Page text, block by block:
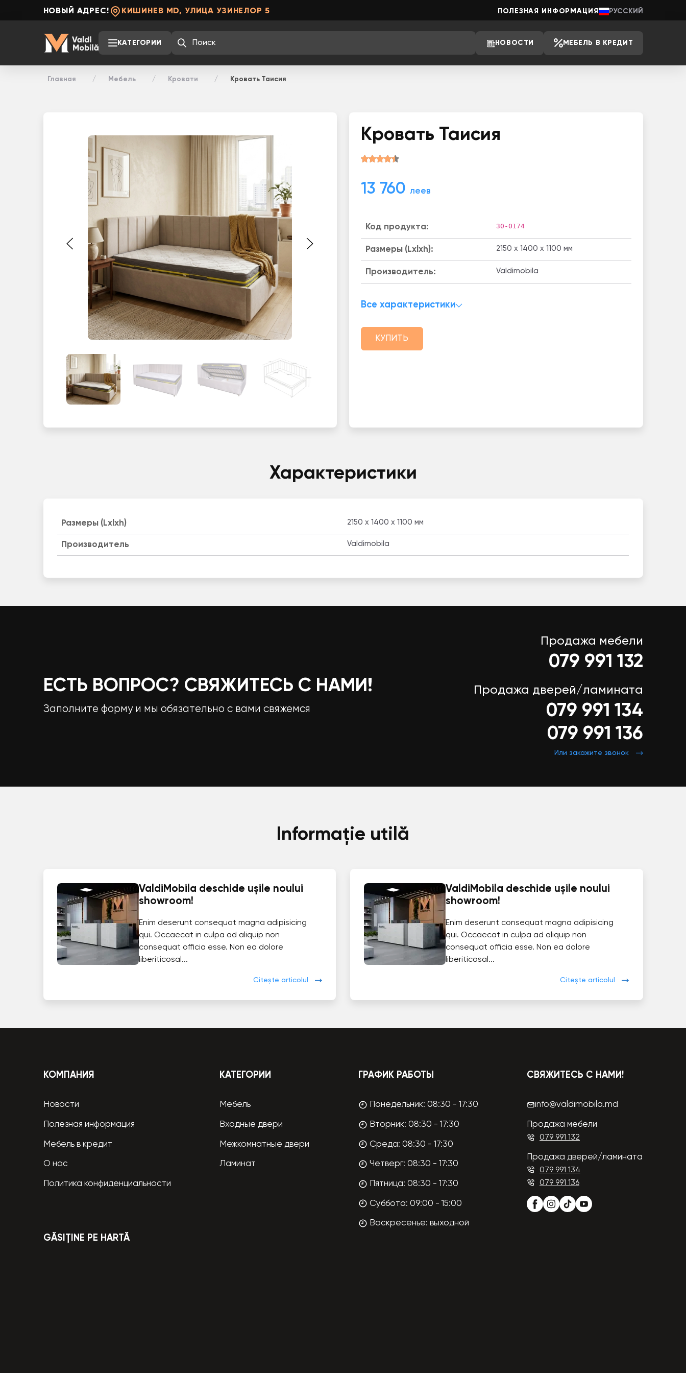
НОВЫЙ АДРЕС! КИШИНЕВ MD, УЛИЦА УЗИНЕЛОР 5 ПОЛЕЗНАЯ ИНФОРМАЦИЯ РУССКИЙ
КАТЕГОРИИ НОВОСТИ МЕБЕЛЬ В КРЕДИТ
Главная Мебель Кровати Кровать Таисия
Кровать Таисия
13 760 леев
Код продукта: 30-0174
Размеры (Lxlxh): 2150 x 1400 x 1100 мм
Производитель: Valdimobila
Все характеристики
КУПИТЬ
Характеристики
Размеры (Lxlxh) 2150 x 1400 x 1100 мм
Производитель Valdimobila
ЕСТЬ ВОПРОС? СВЯЖИТЕСЬ С НАМИ!
Заполните форму и мы обязательно с вами свяжемся
Продажа мебели
079 991 132
Продажа дверей/ламината
079 991 134
079 991 136
Или закажите звонок
Informație utilă
ValdiMobila deschide ușile noului
showroom!
Enim deserunt consequat magna adipisicing
qui. Occaecat in culpa ad aliquip non
consequat officia esse. Non ea dolore
liberiticosal...
Citește articolul
ValdiMobila deschide ușile noului
showroom!
Enim deserunt consequat magna adipisicing
qui. Occaecat in culpa ad aliquip non
consequat officia esse. Non ea dolore
liberiticosal...
Citește articolul
КОМПАНИЯ
Новости
Полезная информация
Мебель в кредит
О нас
Политика конфиденциальности
КАТЕГОРИИ
Мебель
Входные двери
Межкомнатные двери
Ламинат
ГРАФИК РАБОТЫ
Понедельник: 08:30 - 17:30
Вторник: 08:30 - 17:30
Среда: 08:30 - 17:30
Четверг: 08:30 - 17:30
Пятница: 08:30 - 17:30
Суббота: 09:00 - 15:00
Воскресенье: выходной
СВЯЖИТЕСЬ С НАМИ!
info@valdimobila.md
Продажа мебели
079 991 132
Продажа дверей/ламината
079 991 134
079 991 136
GĂSIȚINE PE HARTĂ